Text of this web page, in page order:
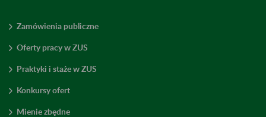
Zamówienia publiczne
Oferty pracy w ZUS
Praktyki i staże w ZUS
Konkursy ofert
Mienie zbędne